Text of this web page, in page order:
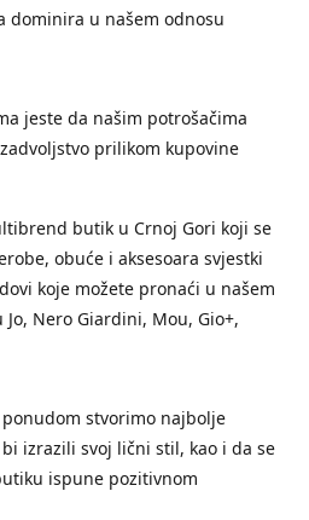
dominira u našem odnosu
jeste da našim potrošačima
prilikom kupovine
butik u Crnoj Gori koji se
obuće i aksesoara svjestki
koje možete pronaći u našem
Nero Giardini, Mou, Gio+,
stvorimo najbolje
izrazili svoj lični stil, kao i da se
ispune pozitivnom